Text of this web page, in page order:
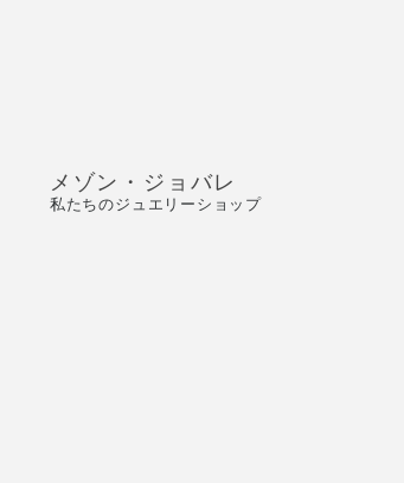
メゾン・ジョバレ
私たちのジュエリーショップ